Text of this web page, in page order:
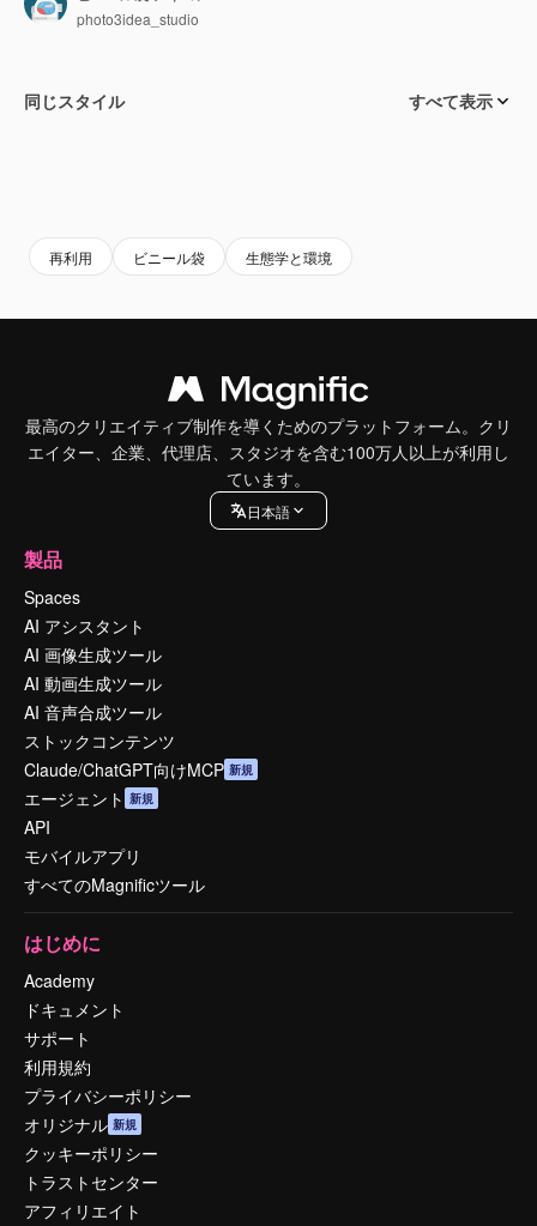
photo3idea_studio
同じスタイル すべて表示
再利用 ビニール袋 生態学と環境
最高のクリエイティブ制作を導くためのプラットフォーム。クリ
エイター、企業、代理店、スタジオを含む100万人以上が利用し
ています。
日本語
製品
Spaces
AI アシスタント
AI 画像生成ツール
AI 動画生成ツール
AI 音声合成ツール
ストックコンテンツ
Claude/ChatGPT向けMCP 新規
エージェント 新規
API
モバイルアプリ
すべてのMagnificツール
はじめに
Academy
ドキュメント
サポート
利用規約
プライバシーポリシー
オリジナル 新規
クッキーポリシー
トラストセンター
アフィリエイト